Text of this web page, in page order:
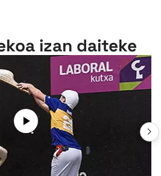
izan daiteke